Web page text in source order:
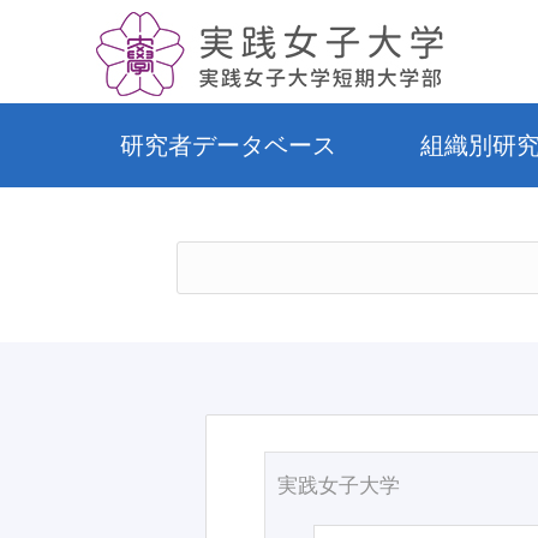
研究者データベース 組織別研
実践女子大学